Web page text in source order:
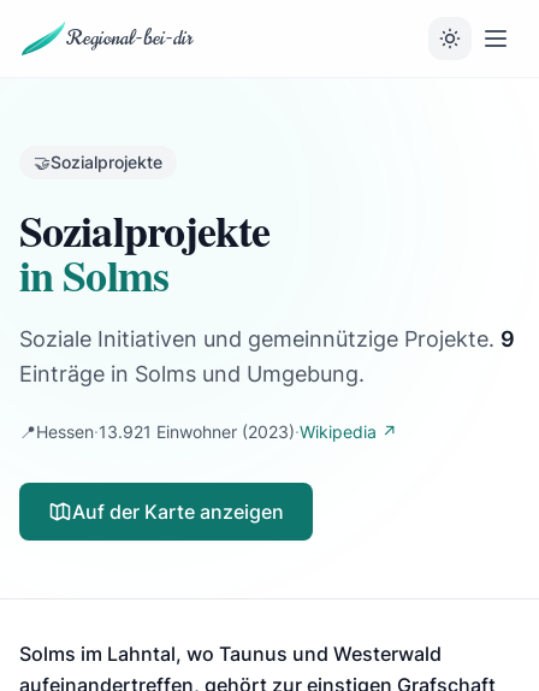
Regional-bei-dir
🤝Sozialprojekte
Sozialprojekte
in Solms
Soziale Initiativen und gemeinnützige Projekte. 9
Einträge in Solms und Umgebung.
📍Hessen·13.921 Einwohner (2023)·Wikipedia ↗
Auf der Karte anzeigen
Solms im Lahntal, wo Taunus und Westerwald
aufeinandertreffen, gehört zur einstigen Grafschaft